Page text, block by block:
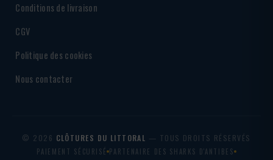
Conditions de livraison
CGV
Politique des cookies
Nous contacter
© 2026 CLÔTURES DU LITTORAL — TOUS DROITS RÉSERVÉS
PAIEMENT SÉCURISÉ PARTENAIRE DES SHARKS D'ANTIBES